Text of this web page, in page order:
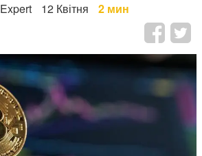
Expert 12 Квітня 2 мин